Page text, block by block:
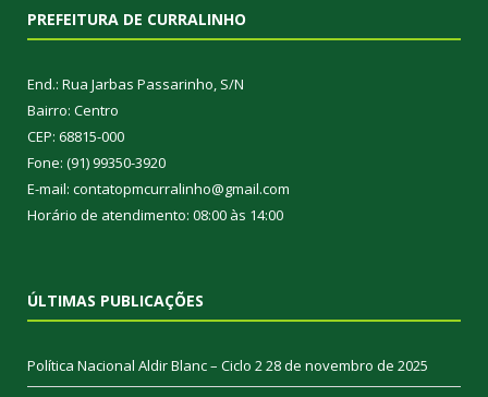
PREFEITURA DE CURRALINHO
End.: Rua Jarbas Passarinho, S/N
Bairro: Centro
CEP: 68815-000
Fone: (91) 99350-3920
E-mail: contatopmcurralinho@gmail.com
Horário de atendimento: 08:00 às 14:00
ÚLTIMAS PUBLICAÇÕES
Política Nacional Aldir Blanc – Ciclo 228 de novembro de 2025